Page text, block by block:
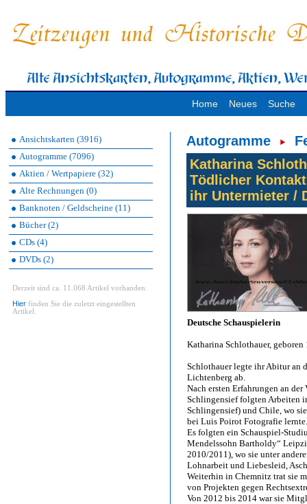
Home Neues Suche
Ansichtskarten (3916)
Autogramme (7096)
Aktien / Wertpapiere (32)
Alte Rechnungen (0)
Banknoten / Geldscheine (11)
Bücher (2)
CDs (4)
DVDs (2)
Derzeit sind ca. 11.068 Artikel vorhanden.
Hier finden Sie die zuletzt eingestellten
Artikel.
Autogramme
Katharina
Tödlicher
ihr Untermieter /
Deutsche Schauspielerin
Katharina Schlothauer,
Schlothauer legte ihr Abitur an
Lichtenberg ab.
Nach ersten Erfahrungen an
Schlingensief folgten Arbeiten
Schlingensief) und Chile, wo
bei Luis Poirot Fotografie lernte.
Es folgten ein Schauspiel-
Mendelssohn Bartholdy“
2010/2011), wo sie unter
Lohnarbeit und Liebesleid,
Weiterhin in Chemnitz trat sie
von Projekten gegen
Von 2012 bis 2014 war sie